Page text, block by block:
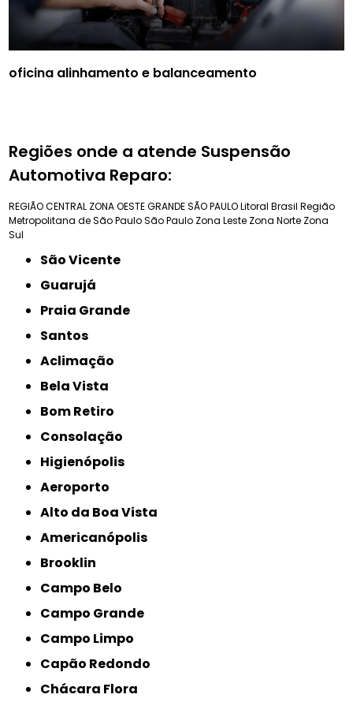
oficina alinhamento e balanceamento
Regiões onde a atende Suspensão
Automotiva Reparo:
REGIÃO CENTRAL ZONA OESTEGRANDE SÃO PAULOLitoral Brasil Região
Metropolitana de São PauloSão Paulo Zona Leste Zona Norte Zona
Sul
São Vicente
Guarujá
Praia Grande
Santos
Aclimação
Bela Vista
Bom Retiro
Consolação
Higienópolis
Aeroporto
Alto da Boa Vista
Americanópolis
Brooklin
Campo Belo
Campo Grande
Campo Limpo
Capão Redondo
Chácara Flora